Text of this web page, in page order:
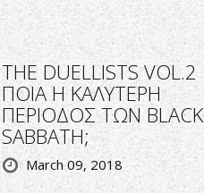
THE DUELLISTS VOL.2
ΠΟΙΑ Η ΚΑΛΥΤΕΡΗ
ΠΕΡΙΟΔΟΣ ΤΩΝ BLACK
SABBATH;
March 09, 2018